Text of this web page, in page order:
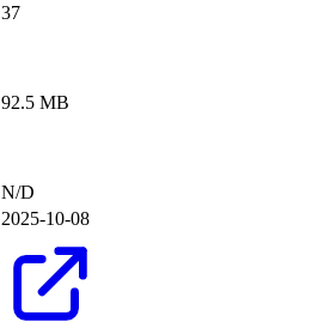
37
92.5 MB
N/D
2025-10-08